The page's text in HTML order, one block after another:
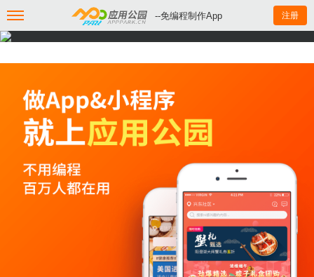
--免编程制作App 注册